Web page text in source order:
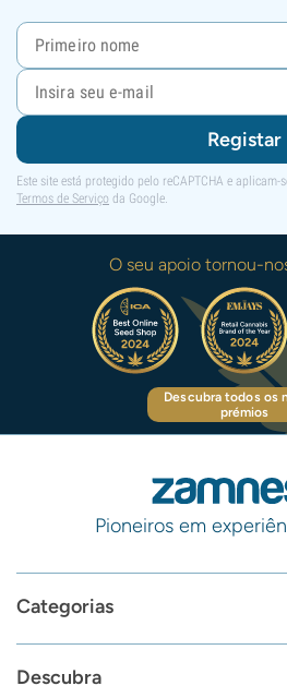
Registar
Este site está protegido pelo reCAPTCHA e aplicam-
Termos de Serviço da Google.
O seu apoio tornou-
Descubra todos os
prémios
Pioneiros em
Categorias
Descubra